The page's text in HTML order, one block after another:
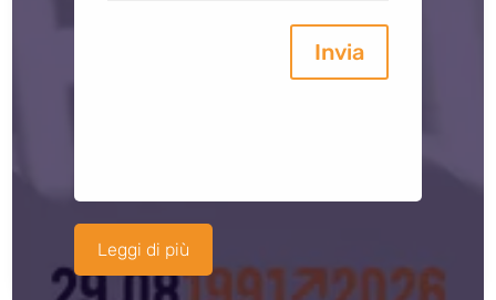
Invia
Leggi di più